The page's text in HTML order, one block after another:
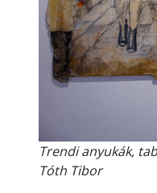
Trendi anyukák,
Tóth Tibor